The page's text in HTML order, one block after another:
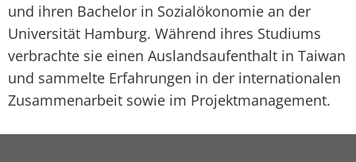
und ihren Bachelor in Sozialökonomie an der
Universität Hamburg. Während ihres Studiums
verbrachte sie einen Auslandsaufenthalt in Taiwan
und sammelte Erfahrungen in der internationalen
Zusammenarbeit sowie im Projektmanagement.